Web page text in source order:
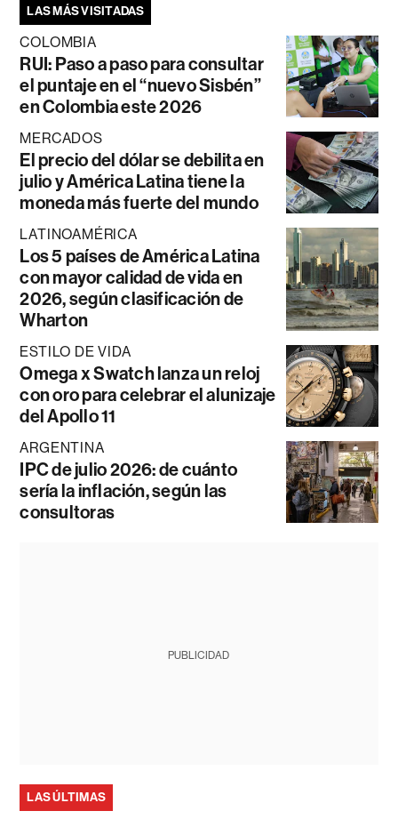
LAS MÁS VISITADAS
COLOMBIA
RUI: Paso a paso para consultar
el puntaje en el “nuevo Sisbén”
en Colombia este 2026
MERCADOS
El precio del dólar se debilita en
julio y América Latina tiene la
moneda más fuerte del mundo
LATINOAMÉRICA
Los 5 países de América Latina
con mayor calidad de vida en
2026, según clasificación de
Wharton
ESTILO DE VIDA
Omega x Swatch lanza un reloj
con oro para celebrar el alunizaje
del Apollo 11
ARGENTINA
IPC de julio 2026: de cuánto
sería la inflación, según las
consultoras
PUBLICIDAD
LAS ÚLTIMAS